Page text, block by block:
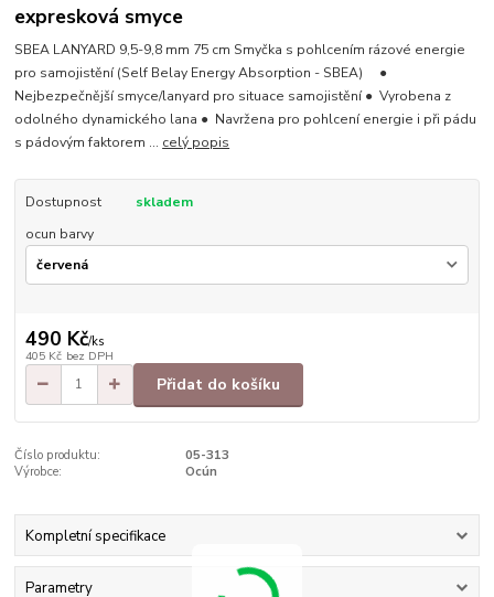
expresková smyce
SBEA LANYARD 9,5-9,8 mm 75 cm Smyčka s pohlcením rázové energie
pro samojistění (Self Belay Energy Absorption - SBEA) ●
Nejbezpečnější smyce/lanyard pro situace samojistění ● Vyrobena z
odolného dynamického lana ● Navržena pro pohlcení energie i při pádu
s pádovým faktorem ... celý popis
Dostupnost
skladem
ocun barvy
490 Kč/ks
405 Kč bez DPH
Přidat do košíku
Číslo produktu:
05-313
Výrobce:
Ocún
Kompletní specifikace
Parametry